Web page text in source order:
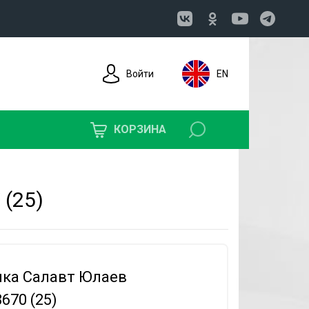
Войти EN
КОРЗИНА
Салавт Юлаев
(25)